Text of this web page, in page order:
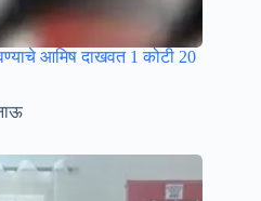
आमिष दाखवत 1 कोटी 20